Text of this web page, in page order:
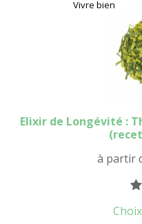
Vivre bien
Elixir de Longévité :
à partir